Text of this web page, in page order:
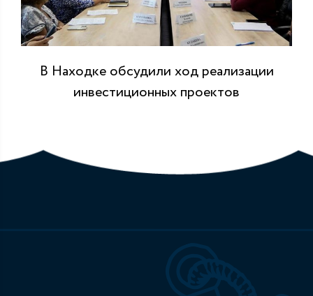
В Находке обсудили ход реализации
инвестиционных проектов